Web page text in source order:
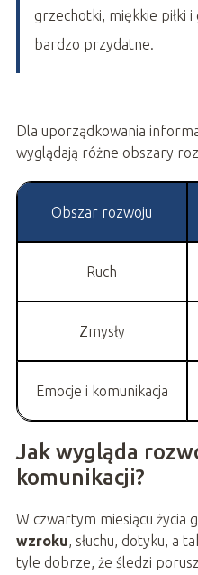
grzechotki, miękkie piłki
bardzo przydatne.
Dla uporządkowania
wyglądają różne obszary
Obszar rozwoju
Ruch
Zmysły
Emocje i komunikacja
Jak wygląda
komunikacji?
W czwartym miesiącu życia
wzroku, słuchu, dotyku, a
tyle dobrze, że śledzi